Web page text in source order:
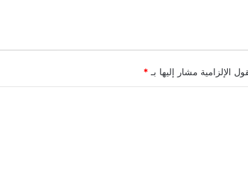
الإلزامية مشار إليها بـ *